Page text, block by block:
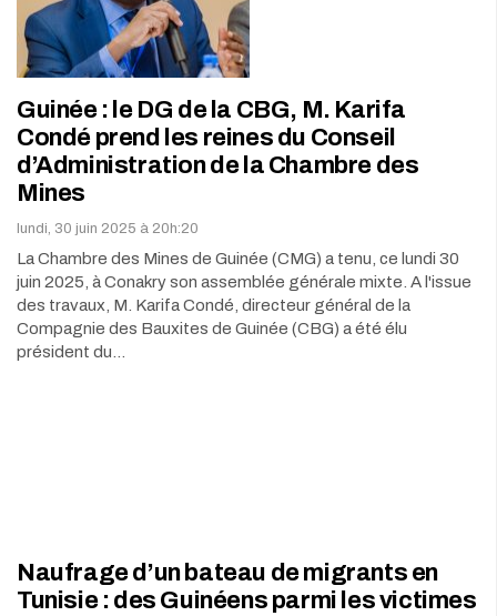
Guinée : le DG de la CBG, M. Karifa
Condé prend les reines du Conseil
d’Administration de la Chambre des
Mines
lundi, 30 juin 2025 à 20h:20
La Chambre des Mines de Guinée (CMG) a tenu, ce lundi 30
juin 2025, à Conakry son assemblée générale mixte. A l'issue
des travaux, M. Karifa Condé, directeur général de la
Compagnie des Bauxites de Guinée (CBG) a été élu
président du…
Naufrage d’un bateau de migrants en
Tunisie : des Guinéens parmi les victimes